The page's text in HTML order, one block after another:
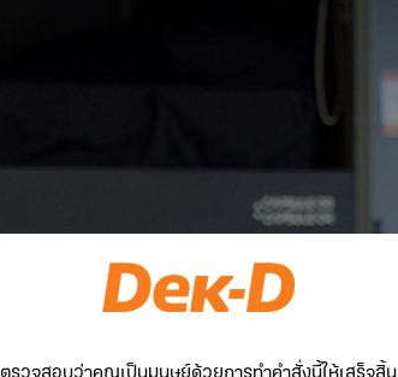
ตรวจสอบว่าคุณเป็นมนุษย์ด้วยการทำคำสั่งนี้ให้เสร็จสิ้น